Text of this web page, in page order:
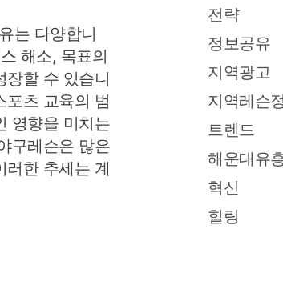
는 다양합니
해소, 목표의
장할 수 있습니
포츠 교육의 범
영향을 미치는
구레슨은 많은
러한 추세는 계
전략
정보공유
지역광고
지역레슨
트렌드
해운대유
혁신
힐링